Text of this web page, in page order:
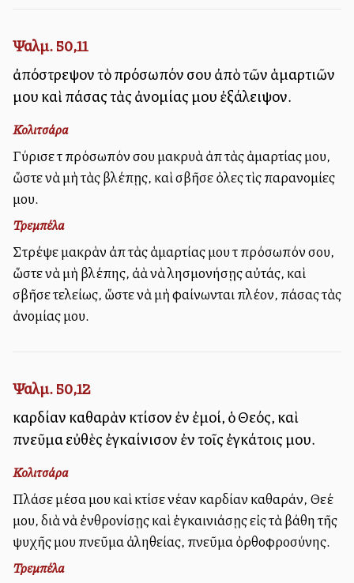
Ψαλμ. 50,11
ἀπόστρεψον τὸ πρόσωπόν σου ἀπὸ τῶν ἁμαρτιῶν
μου καὶ πάσας τὰς ἀνομίας μου ἐξάλειψον.
Κολιτσάρα
Γύρισε τὸ πρόσωπόν σου μακρυὰ ἀπὸ τὰς ἁμαρτίας μου,
ὥστε νὰ μὴ τὰς βλέπῃς, καὶ σβῆσε ὀλες τὶς παρανομίες
μου.
Τρεμπέλα
Στρέψε μακρὰν ἀπὸ τὰς ἁμαρτίας μου τὸ πρόσωπόν σου,
ὥστε νὰ μὴ βλέπης, ἀλλὰ νὰ λησμονήσῃς αὐτάς, καὶ
σβῆσε τελείως, ὥστε νὰ μὴ φαίνωνται πλέον, πάσας τὰς
ἀνομίας μου.
Ψαλμ. 50,12
καρδίαν καθαρὰν κτίσον ἐν ἐμοί, ὁ Θεός, καὶ
πνεῦμα εὐθὲς ἐγκαίνισον ἐν τοῖς ἐγκάτοις μου.
Κολιτσάρα
Πλάσε μέσα μου καὶ κτίσε νέαν καρδίαν καθαράν, Θεέ
μου, διὰ νὰ ἐνθρονίσῃς καὶ ἐγκαινιάσῃς εἰς τὰ βάθη τῆς
ψυχῆς μου πνεῦμα ἀληθείας, πνεῦμα ὀρθοφροσύνης.
Τρεμπέλα